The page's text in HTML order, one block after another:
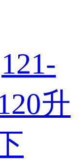
121-
升